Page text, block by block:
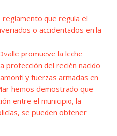
reglamento que regula el
o accidentados en la
promueve la leche
protección del recién nacido
y fuerzas armadas en
hemos demostrado que
entre el municipio, la
se pueden obtener